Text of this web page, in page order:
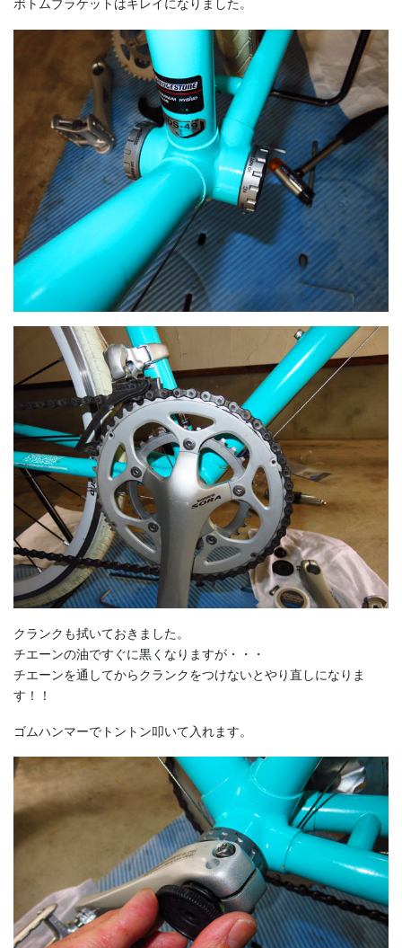
ボトムブラケットはキレイになりました。
クランクも拭いておきました。
チエーンの油ですぐに黒くなりますが・・・
チエーンを通してからクランクをつけないとやり直しになりま
す！！
ゴムハンマーでトントン叩いて入れます。